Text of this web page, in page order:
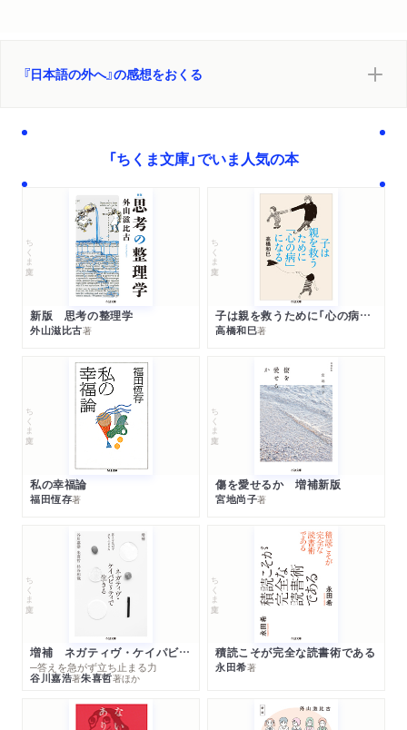
薄い皮だけがかろうじて英語
頭のなかが日本語のままの英語
「モースト・インポータント」とは？
ＩとＹＯＵの世界
生まれながらにして客観をめざす言葉
現実のしがらみと「私」
利害の調整、という主観の世界
動詞とは個人の責任のことだ
話しかたと聞きかたの洗練
アメリカ国内文脈ではなく、世界文脈の英語を
人生のすべては母国語のなかにある
母国語は「いつのまにか自然に」身につくか
母国語の性能と戦後の日本
江戸から円高まで――日本という試み
あらかじめ約束されていた結果
ペシミズムを越えようとしていいのか
遠く懐かしい文化論の時代
真の文化とは時間の蓄積だ
僕の国は畑に出来た穴だった
『日本語の外へ』の感想をおくる
「ちくま文庫」でいま人気の本
ちくま文庫
新版 思考の整理学
外山滋比古著
ちくま文庫
子は親を救うために「心の病」になる
高橋和巳著
ちくま文庫
私の幸福論
福田恆存著
ちくま文庫
傷を愛せるか 増補新版
宮地尚子著
ちくま文庫
増補 ネガティヴ・ケイパビリティで生きる
─答えを急がず立ち止まる力
谷川嘉浩著朱喜哲著ほか
ちくま文庫
積読こそが完全な読書術である
永田希著